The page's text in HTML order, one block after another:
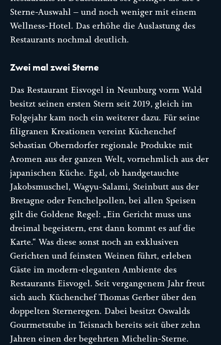
Sterne-Auswahl – und noch weniger mit einem
Wellness-Hotel. Das erhöhe die Auslastung des
Restaurants nochmal deutlich.
Zwei mal zwei Sterne
Das Restaurant Eisvogel in Neunburg vorm Wald
besitzt seinen ersten Stern seit 2019, gleich im
Folgejahr kam noch ein weiterer dazu. Für seine
filigranen Kreationen vereint Küchenchef
Sebastian Oberndorfer regionale Produkte mit
Aromen aus der ganzen Welt, vornehmlich aus der
japanischen Küche. Egal, ob handgetauchte
Jakobsmuschel, Wagyu-Salami, Steinbutt aus der
Bretagne oder Fenchelpollen, bei allen Speisen
gilt die Goldene Regel: „Ein Gericht muss uns
dreimal begeistern, erst dann kommt es auf die
Karte.“ Was diese sonst noch an exklusiven
Gerichten und feinsten Weinen führt, erleben
Gäste im modern-eleganten Ambiente des
Restaurants Eisvogel. Seit vergangenem Jahr freut
sich auch Küchenchef Thomas Gerber über den
doppelten Sterneregen. Dabei besitzt Oswalds
Gourmetstube in Teisnach bereits seit über zehn
Jahren einen der begehrten Michelin-Sterne.